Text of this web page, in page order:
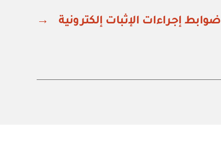
→ ضوابط إجراءات الإثبات إلكترونية